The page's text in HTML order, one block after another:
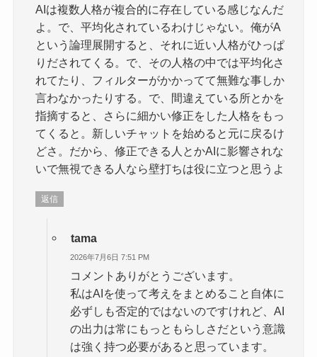
AIは複数人格が複合的に存在している感じなんだ
よ。で、平均化されているわけじゃない。俺がA
という論理展開すると、それに近い人格がひっぱ
りだされてくる。で、その人格の中では平均化さ
れてたり、フィルターがかかってて無難な事しか
言わなかったりする。で、間違えている所とかを
指摘すると、さらに細かい修正をした人格をもっ
てくると。新しいチャットを始めると元に戻るけ
どさ。だから、修正できる人とかAIに影響されな
いで無視できる人なら壁打ちは役に立つと思うよ
返信
tama
2026年7月6日 7:51 PM
コメントありがとうございます。
私はAIを使って考えをまとめること自体に
必ずしも否定的ではないのですけれど、AI
の出力は常にもっともらしさだという意識
は強く持つ必要があると思っています。